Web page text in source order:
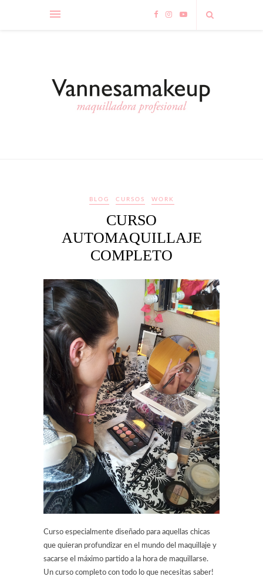
BLOG CURSOS WORK
CURSO
AUTOMAQUILLAJE
COMPLETO
Curso especialmente diseñado para aquellas chicas
que quieran profundizar en el mundo del maquillaje y
sacarse el máximo partido a la hora de maquillarse.
Un curso completo con todo lo que necesitas saber!